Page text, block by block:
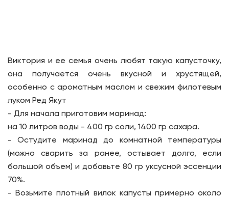
Виктория и ее семья очень любят такую капусточку,
она получается очень вкусной и хрустящей,
особенно с ароматным маслом и свежим филотевым
луком Ред Якут
- Для начала приготовим маринад:
на 10 литров воды - 400 гр соли, 1400 гр сахара.
- Остудите маринад до комнатной температуры
(можно сварить за ранее, остывает долго, если
большой объем) и добавьте 80 гр уксусной эссенции
70%.
- Возьмите плотный вилок капусты примерно около